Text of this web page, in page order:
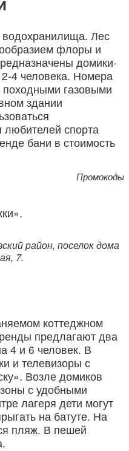
водохранилища. Лес
флоры и
домики-
4 человека. Номера
походными газовыми
здании
спорта
бани в стоимость
Промокоды
район, поселок дома
7.
коттеджном
предлагают два
4 и 6 человек. В
и телевизоры с
Возле домиков
с удобными
лагеря дети могут
на батуте. На
пляж. В пешей